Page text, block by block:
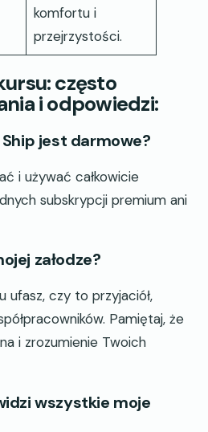
komfortu i
przejrzystości.
często
i odpowiedzi:
jest darmowe?
i używać całkowicie
subskrypcji premium ani
załodze?
ufasz, czy to przyjaciół,
Pamiętaj, że
i zrozumienie Twoich
wszystkie moje